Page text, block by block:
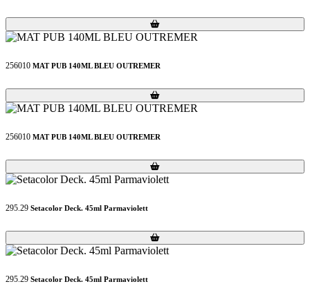
Loading...
Loading...
256010 MAT PUB 140ML BLEU OUTREMER
Loading...
Loading...
256010 MAT PUB 140ML BLEU OUTREMER
Loading...
Loading...
295.29 Setacolor Deck. 45ml Parmaviolett
Loading...
Loading...
295.29 Setacolor Deck. 45ml Parmaviolett